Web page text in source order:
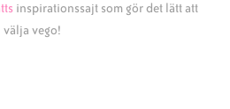
inspirationssajt som gör det lätt att
välja vego!